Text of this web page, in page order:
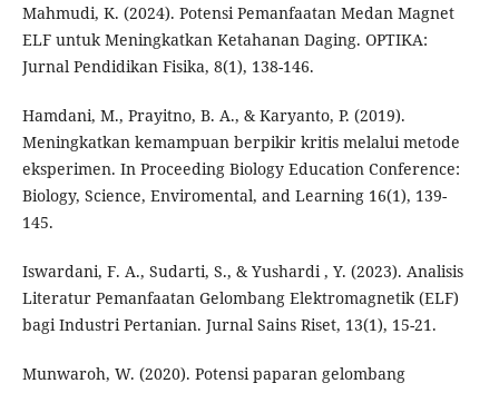
Mahmudi, K. (2024). Potensi Pemanfaatan Medan Magnet
ELF untuk Meningkatkan Ketahanan Daging. OPTIKA:
Jurnal Pendidikan Fisika, 8(1), 138-146.
Hamdani, M., Prayitno, B. A., & Karyanto, P. (2019).
Meningkatkan kemampuan berpikir kritis melalui metode
eksperimen. In Proceeding Biology Education Conference:
Biology, Science, Enviromental, and Learning 16(1), 139-
145.
Iswardani, F. A., Sudarti, S., & Yushardi , Y. (2023). Analisis
Literatur Pemanfaatan Gelombang Elektromagnetik (ELF)
bagi Industri Pertanian. Jurnal Sains Riset, 13(1), 15-21.
Munwaroh, W. (2020). Potensi paparan gelombang